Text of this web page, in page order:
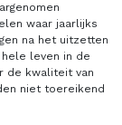
waar jaarlijks
na het uitzetten
leven in de
de kwaliteit van
niet toereikend